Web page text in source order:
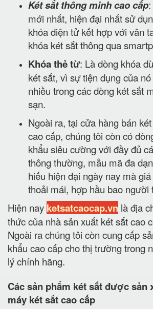
Két sắt thông minh cao cấp
mới nhất, hiện đại nhất sử
khóa điện tử kết hợp với vân
khóa két sắt thông qua
Khóa thẻ từ: Là dòng khóa
két sắt, vì sự tiện dụng của
nhiều trong các dòng két sắt
sạn.
Ngoài ra, tại cửa hàng bán
cao cấp, chúng tôi còn có
khẩu siêu cường với đầy đủ
thông thường, mẫu mã đa
hiếu hiện đại ngày nay mà
thoải mái, hợp hầu bao người
Hiện nay ketsatcaocap.vn là địa
thức của nhà sản xuất két sắt cao
Ngoài ra chúng tôi còn cung cấp
khẩu cao cấp cho thị trường trong
lý chính hãng.
Các sản phẩm két sắt được sản
máy két sắt cao cấp